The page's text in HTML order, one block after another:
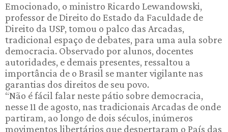
Emocionado, o ministro Ricardo Lewandowski,
professor de Direito do Estado da Faculdade de
Direito da USP, tomou o palco das Arcadas,
tradicional espaço de debates, para uma aula sobre
democracia. Observado por alunos, docentes
autoridades, e demais presentes, ressaltou a
importância de o Brasil se manter vigilante nas
garantias dos direitos de seu povo.
“Não é fácil falar neste pátio sobre democracia,
nesse 11 de agosto, nas tradicionais Arcadas de onde
partiram, ao longo de dois séculos, inúmeros
movimentos libertários que despertaram o País das